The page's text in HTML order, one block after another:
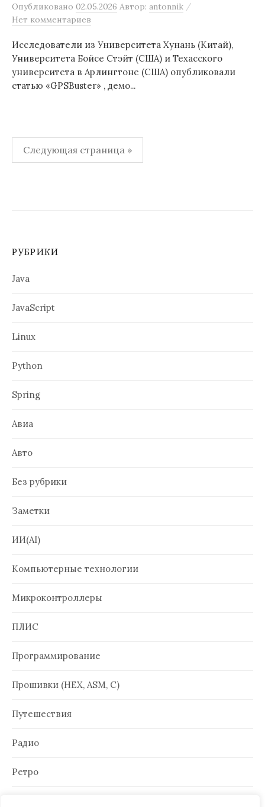
Опубликовано 02.05.2026 Автор: antonnik /
Нет комментариев
Исследователи из Университета Хунань (Китай),
Университета Бойсе Стэйт (США) и Техасского
университета в Арлингтоне (США) опубликовали
статью «GPSBuster» , демо...
Пагинация
записей
Следующая страница »
РУБРИКИ
Java
JavaScript
Linux
Python
Spring
Авиа
Авто
Без рубрики
Заметки
ИИ(AI)
Компьютерные технологии
Микроконтроллеры
ПЛИС
Программирование
Прошивки (HEX, ASM, C)
Путешествия
Радио
Ретро